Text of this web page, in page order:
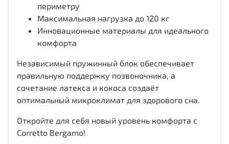
периметру
Максимальная нагрузка до 120 кг
Инновационные материалы для идеального
комфорта
Независимый пружинный блок обеспечивает
правильную поддержку позвоночника, а
сочетание латекса и кокоса создаёт
оптимальный микроклимат для здорового сна.
Откройте для себя новый уровень комфорта с
Corretto Bergamo!